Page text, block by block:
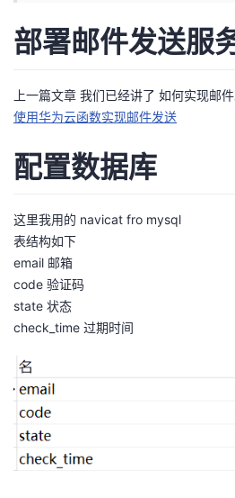
页
开
者
我
博
客
的
论
坛
我
的
圈
我
的
播
我
活
动
的
关
我
的
我
部署邮件发送服
上一篇文章 我们已经讲了 如何实现邮
使用华为云函数实现邮件发送
配置数据库
这里我用的 navicat fro mysql
表结构如下
email 邮箱
code 验证码
state 状态
check_time 过期时间